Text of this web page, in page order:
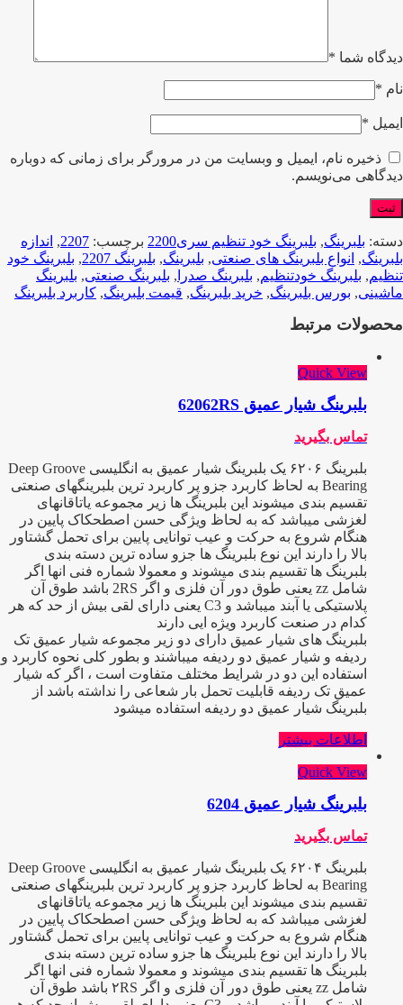
دیدگاه شما *
نام *
ایمیل *
ذخیره نام، ایمیل و وبسایت من در مرورگر برای زمانی که دوباره
دیدگاهی می‌نویسم.
دسته: بلبرینگ, بلبرینگ خود تنظیم سری2200 برچسب: 2207
, اندازه
بلبرینگ, انواع بلبرینگ های صنعتی, بلبرینگ, بلبرینگ 2207 , بلبرینگ خود
تنظیم, بلبرینگ خودتنظیم, بلبرینگ صدرا , بلبرینگ صنعتی, بلبرینگ
ماشینی, بورس بلبرینگ, خرید بلبرینگ, قیمت بلبرینگ, کاربرد بلبرینگ
محصولات مرتبط
Quick View
بلبرینگ شیار عمیق 62062RS
تماس بگیرید
بلبرینگ ۶۲۰۶ یک بلبرینگ شیار عمیق به انگلیسی Deep Groove
Bearing به لحاظ کاربرد جزو پر کاربرد ترین بلبرینگهای صنعتی
تقسیم بندی میشوند این بلبرینگ ها زیر مجموعه یاتاقانهای
لغزشی میباشد که به لحاظ ویژگی حسن اصطحکاک پایین در
هنگام شروع به حرکت و عیب توانایی پایین برای تحمل گشتاور
بالا را دارند این نوع بلبرینگ ها جزو ساده ترین دسته بندی
بلبرینگ ها تقسیم بندی میشوند و معمولا شماره فنی انها اگر
شامل zz یعنی طوق دور آن فلزی و اگر 2RS باشد طوق آن
پلاستیکی یا آبند میباشد و C3 یعنی دارای لقی بیش از حد که هر
کدام در صنعت کاربرد ویژه ایی دارند
بلبرینگ های شیار عمیق دارای دو زیر مجموعه شیار عمیق تک
ردیفه و شیار عمیق دو ردیفه میباشند و بطور کلی نحوه کاربرد و
استفاده این دو در شرایط مختلف متفاوت است ، اگر که شیار
عمیق تک ردیفه قابلیت تحمل بار شعاعی را نداشته باشد از
بلبرینگ شیار عمیق دو ردیفه استفاده میشود
اطلاعات بیشتر
Quick View
بلبرینگ شیار عمیق 6204
تماس بگیرید
بلبرینگ ۶۲۰۴ یک بلبرینگ شیار عمیق به انگلیسی Deep Groove
Bearing به لحاظ کاربرد جزو پر کاربرد ترین بلبرینگهای صنعتی
تقسیم بندی میشوند این بلبرینگ ها زیر مجموعه یاتاقانهای
لغزشی میباشد که به لحاظ ویژگی حسن اصطحکاک پایین در
هنگام شروع به حرکت و عیب توانایی پایین برای تحمل گشتاور
بالا را دارند این نوع بلبرینگ ها جزو ساده ترین دسته بندی
بلبرینگ ها تقسیم بندی میشوند و معمولا شماره فنی انها اگر
شامل zz یعنی طوق دور آن فلزی و اگر ۲RS باشد طوق آن